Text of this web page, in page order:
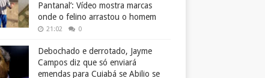
Pantanal’: Vídeo mostra marcas
onde o felino arrastou o homem
21:02 0
Debochado e derrotado, Jayme
Campos diz que só enviará
emendas para Cuiabá se Abilio se